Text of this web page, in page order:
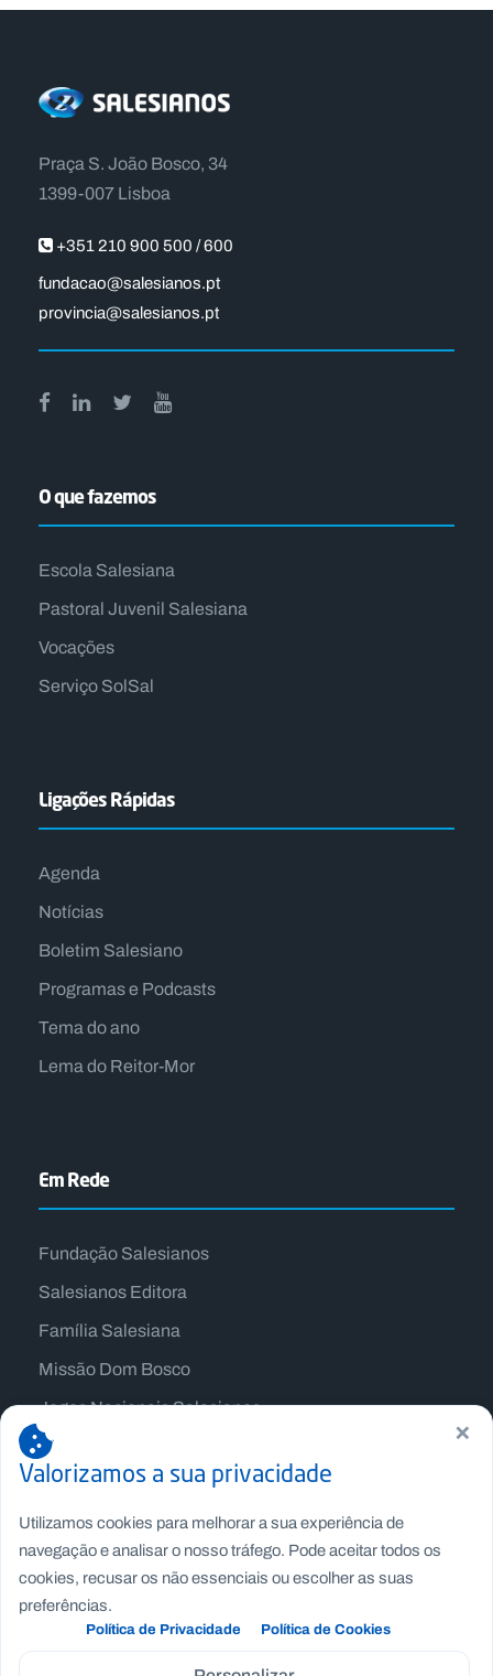
Praça S. João Bosco, 34
1399-007 Lisboa
+351 210 900 500 / 600
fundacao@salesianos.pt
provincia@salesianos.pt
O que fazemos
Escola Salesiana
Pastoral Juvenil Salesiana
Vocações
Serviço SolSal
Ligações Rápidas
Agenda
Notícias
Boletim Salesiano
Programas e Podcasts
Tema do ano
Lema do Reitor-Mor
Em Rede
Fundação Salesianos
Salesianos Editora
Família Salesiana
Missão Dom Bosco
Jogos Nacionais Salesianos
×
Valorizamos a sua privacidade
Utilizamos cookies para melhorar a sua experiência de
navegação e analisar o nosso tráfego. Pode aceitar todos os
cookies, recusar os não essenciais ou escolher as suas
preferências.
Política de Privacidade Política de Cookies